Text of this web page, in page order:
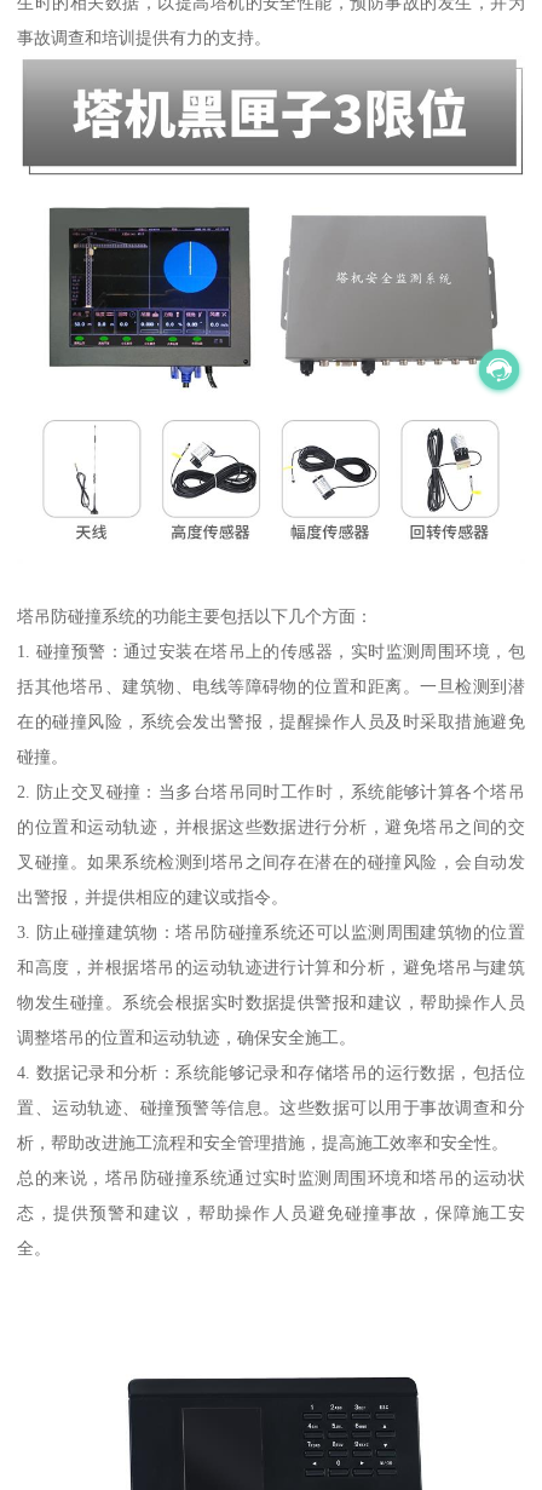
事故调查和培训提供有力的支持。
塔吊防碰撞系统的功能主要包括以下几个方面：
1. 碰撞预警：通过安装在塔吊上的传感器，实时监测周围环境，包
括其他塔吊、建筑物、电线等障碍物的位置和距离。一旦检测到潜
在的碰撞风险，系统会发出警报，提醒操作人员及时采取措施避免
碰撞。
2. 防止交叉碰撞：当多台塔吊同时工作时，系统能够计算各个塔吊
的位置和运动轨迹，并根据这些数据进行分析，避免塔吊之间的交
叉碰撞。如果系统检测到塔吊之间存在潜在的碰撞风险，会自动发
出警报，并提供相应的建议或指令。
3. 防止碰撞建筑物：塔吊防碰撞系统还可以监测周围建筑物的位置
和高度，并根据塔吊的运动轨迹进行计算和分析，避免塔吊与建筑
物发生碰撞。系统会根据实时数据提供警报和建议，帮助操作人员
调整塔吊的位置和运动轨迹，确保安全施工。
4. 数据记录和分析：系统能够记录和存储塔吊的运行数据，包括位
置、运动轨迹、碰撞预警等信息。这些数据可以用于事故调查和分
析，帮助改进施工流程和安全管理措施，提高施工效率和安全性。
总的来说，塔吊防碰撞系统通过实时监测周围环境和塔吊的运动状
态，提供预警和建议，帮助操作人员避免碰撞事故，保障施工安
全。